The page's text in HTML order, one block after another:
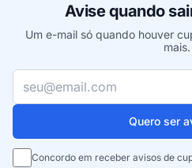
Avise quando
Um e-mail só quando houver
mais.
Seu e-mail
Quero ser
Concordo em receber avisos de